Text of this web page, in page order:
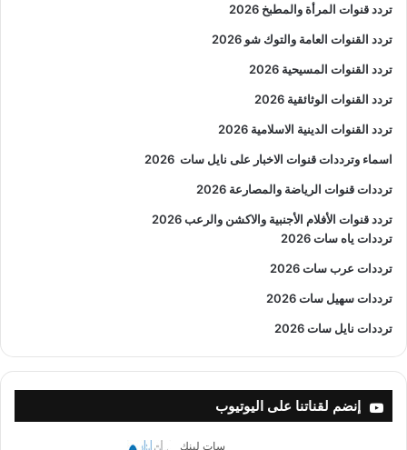
تردد قنوات المرأة والمطبخ 2026
تردد القنوات العامة والتوك شو 2026
تردد القنوات المسيحية 2026
تردد القنوات الوثائقية 2026
تردد القنوات الدينية الاسلامية 2026
اسماء وترددات قنوات الاخبار على نايل سات 2026
ترددات قنوات الرياضة والمصارعة 2026
تردد قنوات الأفلام الأجنبية والاكشن والرعب2026
ترددات ياه سات 2026
ترددات عرب سات 2026
ترددات سهيل سات 2026
ترددات نايل سات 2026
إنضم لقناتنا على اليوتيوب